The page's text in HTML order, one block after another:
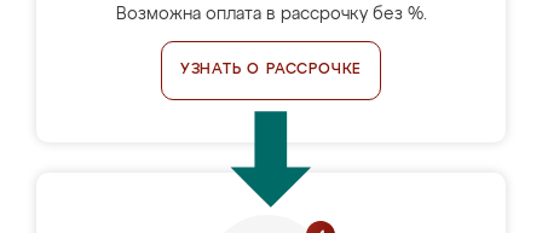
Возможна оплата в рассрочку без %.
УЗНАТЬ О РАССРОЧКЕ